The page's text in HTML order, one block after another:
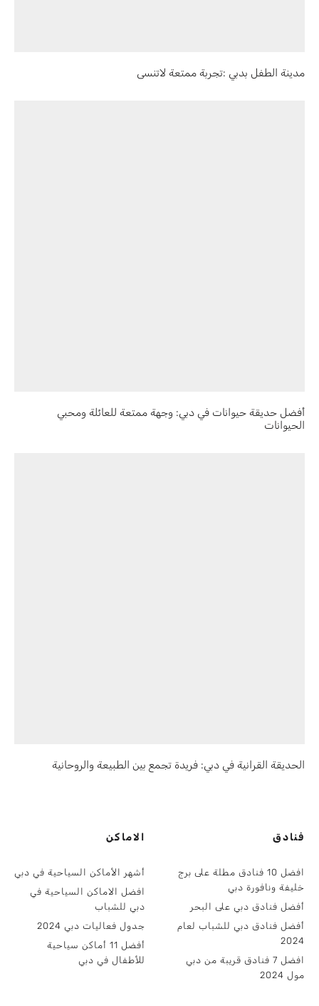
مدينة الطفل بدبي :تجربة ممتعة لاتنسى
أفضل حديقة حيوانات في دبي: وجهة ممتعة للعائلة ومحبي
الحيوانات
الحديقة القرانية في دبي: فريدة تجمع بين الطبيعة والروحانية
فنادق
افضل 10 فنادق مطلة على برج
خليفة ونافورة دبي
أفضل فنادق دبي على البحر
أفضل فنادق دبي للشباب لعام
2024
افضل 7 فنادق قريبة من دبي
مول 2024
الاماكن
أشهر الأماكن السياحية في دبي
افضل الاماكن السياحية في
دبي للشباب
جدول فعاليات دبي 2024
أفضل 11 أماكن سياحية
للأطفال في دبي